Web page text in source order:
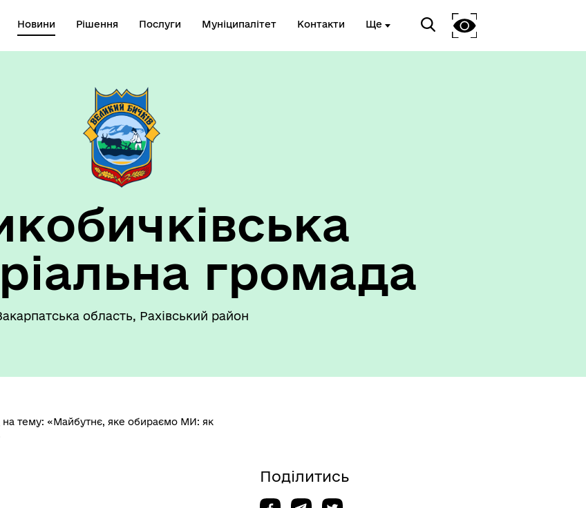
Новини Рішення Послуги Муніципалітет Контакти Ще
громада
область, Рахівський район
на тему: «Майбутнє, яке обираємо МИ: як
Поділитись